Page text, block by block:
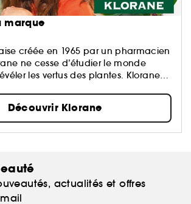
marque
créée en 1965 par un pharmacien
ne cesse d’étudier le monde
les vertus des plantes. Klorane
haute tolérance,
et conçues à partir d’ingrédients
écologiques et efficaces pour les
Découvrir Klorane
actualités et offres